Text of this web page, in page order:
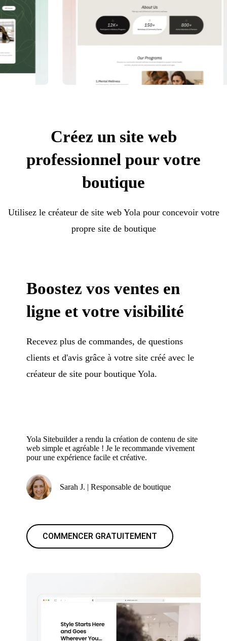
Créez un site web
professionnel pour votre
boutique
Utilisez le créateur de site web Yola pour concevoir votre
propre site de boutique
Boostez vos ventes en
ligne et votre visibilité
Recevez plus de commandes, de questions
clients et d'avis grâce à votre site créé avec le
créateur de site pour boutique Yola.
Yola Sitebuilder a rendu la création de contenu de site
web simple et agréable ! Je le recommande vivement
pour une expérience facile et créative.
Sarah J. | Responsable de boutique
COMMENCER GRATUITEMENT